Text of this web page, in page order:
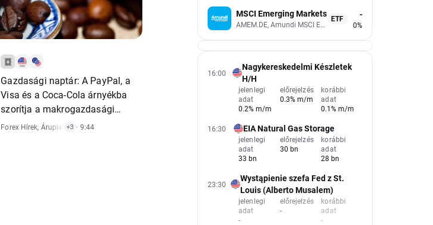
Gazdasági naptár: A PayPal, a
Visa és a Coca-Cola árnyékba
szorítja a makrogazdasági
adatokat (2026. július 28.)
Forex Hírek, Árupiaci Hírek,Gazdasági Riportok Részvénypiaci Hírek
+3 · 9:44
MSCI Emerging Markets
AMEM.DE, Amundi MSCI Emerging Markets UCITS (Acc EUR)
ETF -
0%
16:00
Nagykereskedelmi Készletek
H/H
jelenlegi
adat
0.2% m/m
előrejelzés
0.3% m/m
korábbi
adat
0.1% m/m
16:30 EIA Natural Gas Storage
jelenlegi
adat
33 bn
előrejelzés
30 bn
korábbi
adat
28 bn
23:30
Wystąpienie szefa Fed z St.
Louis (Alberto Musalem)
jelenlegi
adat
-
előrejelzés
-
korábbi
adat
-